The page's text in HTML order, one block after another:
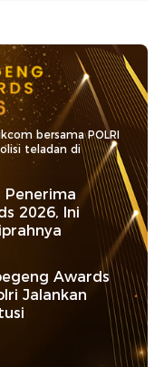
bersama POLRI
teladan di
Penerima
2026, Ini
Awards
Jalankan